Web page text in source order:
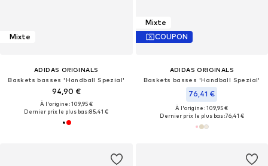
Mixte
ADIDAS ORIGINALS
Baskets basses 'Handball Spezial'
94,90 €
À l'origine : 109,95 €
Dernier prix le plus bas :85,41 €
Mixte
COUPON
ADIDAS ORIGINALS
Baskets basses 'Handball Spezial'
76,41 €
À l'origine : 109,95 €
Dernier prix le plus bas :76,41 €